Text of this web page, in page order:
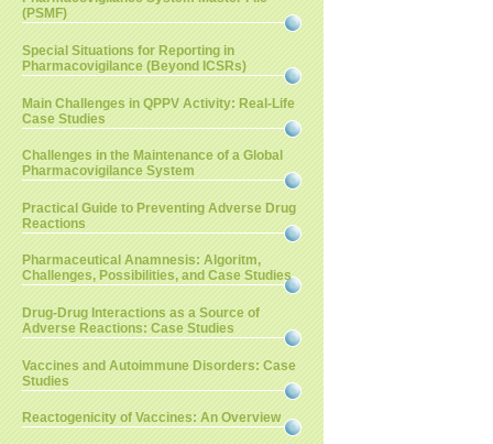
(PSMF)
Special Situations for Reporting in
Pharmacovigilance (Beyond ICSRs)
Main Challenges in QPPV Activity: Real-Life
Case Studies
Challenges in the Maintenance of a Global
Pharmacovigilance System
Practical Guide to Preventing Adverse Drug
Reactions
Pharmaceutical Anamnesis: Algoritm,
Challenges, Possibilities, and Case Studies
Drug-Drug Interactions as a Source of
Adverse Reactions: Case Studies
Vaccines and Autoimmune Disorders: Case
Studies
Reactogenicity of Vaccines: An Overview